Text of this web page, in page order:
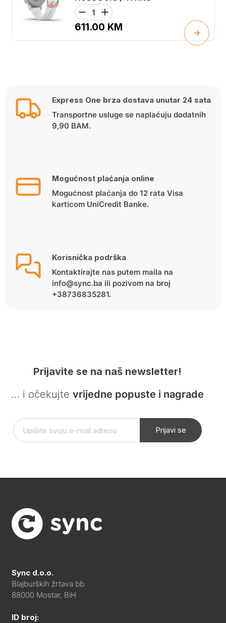
611.00 KM
Express One brza dostava unutar 24 sata
Transportne usluge se naplaćuju dodatnih
9,90 BAM.
Mogućnost plaćanja online
Mogućnost plaćanja do 12 rata Visa
karticom UniCredit Banke.
Korisnička podrška
Kontaktirajte nas putem maila na
info@sync.ba ili pozivom na broj
+38736835281.
Prijavite se na naš newsletter!
… i očekujte vrijedne popuste i nagrade
Prijavi se
Sync d.o.o.
Blajburških žrtava bb
88000 Mostar, BiH
ID broj: